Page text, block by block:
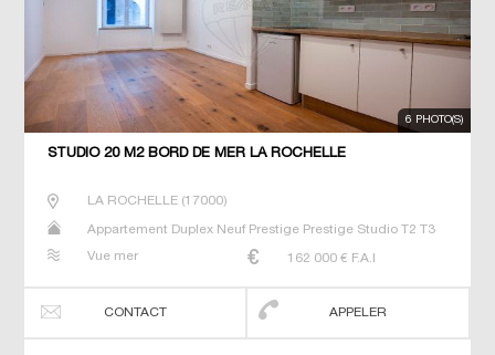
6 PHOTO(S)
STUDIO 20 M2 BORD DE MER LA ROCHELLE
LA ROCHELLE(17000)
Appartement Duplex Neuf Prestige Prestige Studio T2 T3
Vue mer
162 000 € F.A.I
CONTACT APPELER